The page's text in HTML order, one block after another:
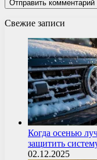
Свежие записи
Когда осенью
защитить
02.12.2025